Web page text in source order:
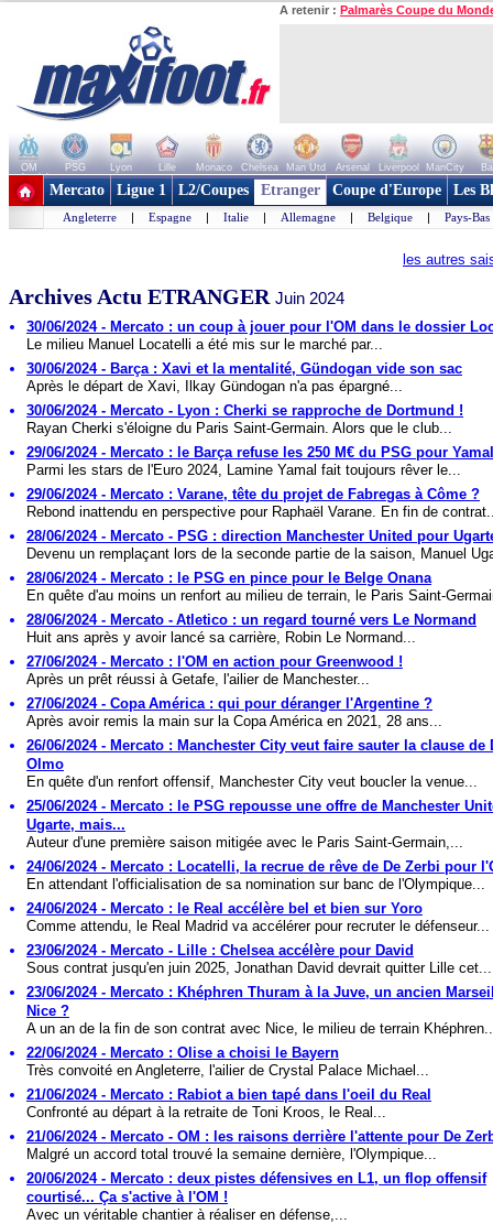
A retenir : Palmarès Coupe du
OM PSG Lyon Lille Monaco Chelsea Man Utd Arsenal Liverpool ManCity
+ de clubs
Mercato Ligue 1 L2/Coupes Etranger Coupe d'Europe Les
Angleterre | Espagne | Italie | Allemagne | Belgique | Pays-Bas
les autres
Archives Actu ETRANGER Juin 2024
30/06/2024 - Mercato : un coup à jouer pour l'OM dans le dossier
Le milieu Manuel Locatelli a été mis sur le marché par...
30/06/2024 - Barça : Xavi et la mentalité, Gündogan vide son sac
Après le départ de Xavi, Ilkay Gündogan n'a pas épargné...
30/06/2024 - Mercato - Lyon : Cherki se rapproche de Dortmund !
Rayan Cherki s'éloigne du Paris Saint-Germain. Alors que le club...
29/06/2024 - Mercato : le Barça refuse les 250 M€ du PSG pour Yamal
Parmi les stars de l'Euro 2024, Lamine Yamal fait toujours rêver le...
29/06/2024 - Mercato : Varane, tête du projet de Fabregas à Côme ?
Rebond inattendu en perspective pour Raphaël Varane. En fin de
28/06/2024 - Mercato - PSG : direction Manchester United pour
Devenu un remplaçant lors de la seconde partie de la saison, Manuel
28/06/2024 - Mercato : le PSG en pince pour le Belge Onana
En quête d'au moins un renfort au milieu de terrain, le Paris Saint-
28/06/2024 - Mercato - Atletico : un regard tourné vers Le Normand
Huit ans après y avoir lancé sa carrière, Robin Le Normand...
27/06/2024 - Mercato : l'OM en action pour Greenwood !
Après un prêt réussi à Getafe, l'ailier de Manchester...
27/06/2024 - Copa América : qui pour déranger l'Argentine ?
Après avoir remis la main sur la Copa América en 2021, 28 ans...
26/06/2024 - Mercato : Manchester City veut faire sauter la clause de
Olmo
En quête d'un renfort offensif, Manchester City veut boucler la venue...
25/06/2024 - Mercato : le PSG repousse une offre de Manchester
Ugarte, mais...
Auteur d'une première saison mitigée avec le Paris Saint-Germain,...
24/06/2024 - Mercato : Locatelli, la recrue de rêve de De Zerbi pour
En attendant l'officialisation de sa nomination sur banc de l'Olympique...
24/06/2024 - Mercato : le Real accélère bel et bien sur Yoro
Comme attendu, le Real Madrid va accélérer pour recruter le défenseur...
23/06/2024 - Mercato - Lille : Chelsea accélère pour David
Sous contrat jusqu'en juin 2025, Jonathan David devrait quitter Lille cet...
23/06/2024 - Mercato : Khéphren Thuram à la Juve, un ancien
Nice ?
A un an de la fin de son contrat avec Nice, le milieu de terrain
22/06/2024 - Mercato : Olise a choisi le Bayern
Très convoité en Angleterre, l'ailier de Crystal Palace Michael...
21/06/2024 - Mercato : Rabiot a bien tapé dans l'oeil du Real
Confronté au départ à la retraite de Toni Kroos, le Real...
21/06/2024 - Mercato - OM : les raisons derrière l'attente pour De
Malgré un accord total trouvé la semaine dernière, l'Olympique...
20/06/2024 - Mercato : deux pistes défensives en L1, un flop offensif
courtisé... Ça s'active à l'OM !
Avec un véritable chantier à réaliser en défense,...